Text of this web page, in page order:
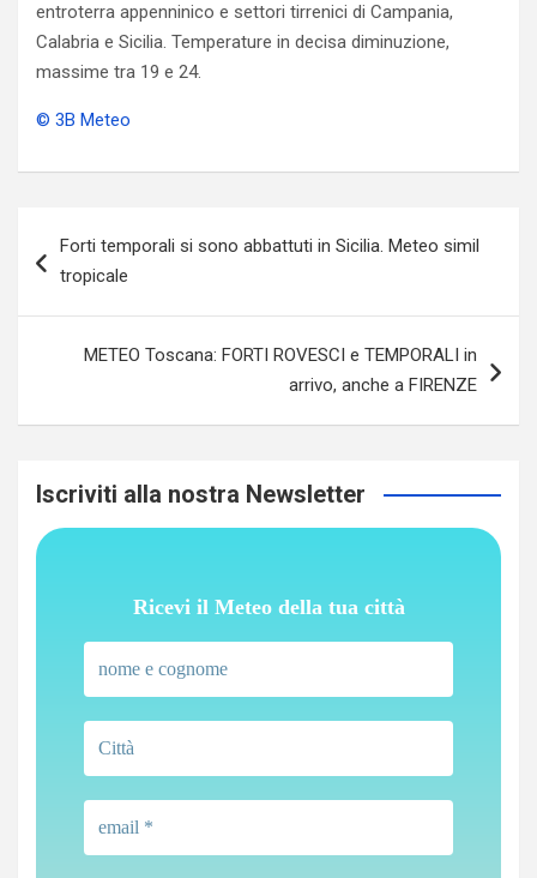
entroterra appenninico e settori tirrenici di Campania,
Calabria e Sicilia. Temperature in decisa diminuzione,
massime tra 19 e 24.
© 3B Meteo
articoli
Forti temporali si sono abbattuti in Sicilia. Meteo simil
tropicale
METEO Toscana: FORTI ROVESCI e TEMPORALI in
arrivo, anche a FIRENZE
Iscriviti alla nostra Newsletter
Ricevi il Meteo della tua città